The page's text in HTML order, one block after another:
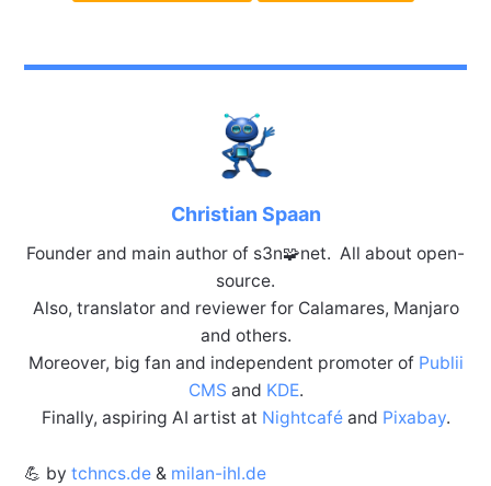
Christian Spaan
Founder and main author of s3n🧩net. All about open-
source.
Also, translator and reviewer for Calamares, Manjaro
and others.
Moreover, big fan and independent promoter of Publii
CMS and KDE.
Finally, aspiring AI artist at Nightcaféand Pixabay.
💪 by tchncs.de& milan-ihl.de